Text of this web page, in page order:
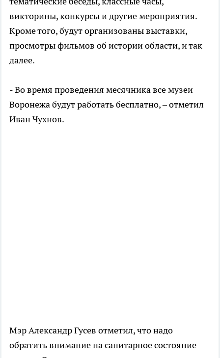
викторины, конкурсы и другие мероприятия.
Кроме того, будут организованы выставки,
просмотры фильмов об истории области, и так
далее.
- Во время проведения месячника все музеи
Воронежа будут работать бесплатно, – отметил
Иван Чухнов.
Мэр Александр Гусев отметил, что надо
обратить внимание на санитарное состояние